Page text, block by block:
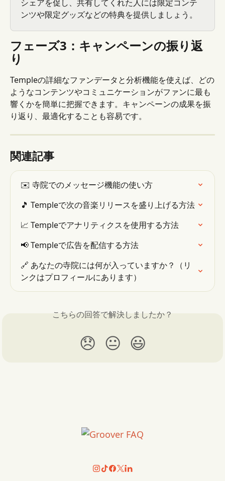
シェアを促し、共有してくれた人には限定コンテ
ンツや限定グッズなどの特典を提供しましょう。
フェーズ3：キャンペーンの振り返
り
Templeの詳細なファンデータと分析機能を使えば、どの
ようなコンテンツやコミュニケーションがファンに最も
響くかを簡単に把握できます。キャンペーンの成果を振
り返り、最適化することも容易です。
関連記事
✉️ 寺院でのメッセージ機能の使い方
🎵 Templeで次の音楽リリースを盛り上げる方法
📈 Templeでアナリティクスを使用する方法
📢 Templeで広告を配信する方法
🔗 あなたの寺院には何が入っていますか？（リ
ンクはプロフィールにあります）
こちらの回答で解決しましたか？
😞 😐 😃